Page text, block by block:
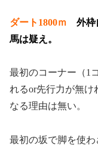
ダート1800ｍ 外枠
馬は疑え。
最初のコーナー（1
れるor先行力が無け
なる理由は無い。
最初の坂で脚を使